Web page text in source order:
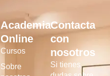
Academia
Online
Cursos
Sobre
Contacta
con
nosotros
Si tienes